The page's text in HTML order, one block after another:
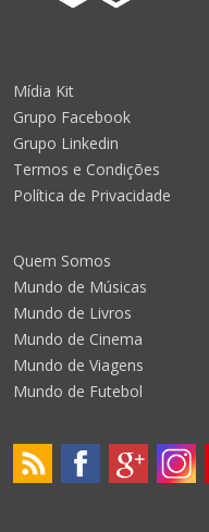
Mídia Kit
Grupo Facebook
Grupo Linkedin
Termos e Condições
Política de Privacidade
Quem Somos
Mundo de Músicas
Mundo de Livros
Mundo de Cinema
Mundo de Viagens
Mundo de Futebol